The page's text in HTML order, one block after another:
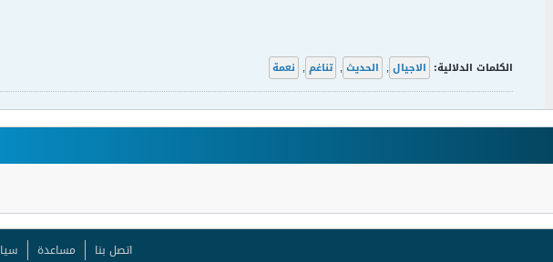
الكلمات الدلالية: الاجيال , الحديث , تناغم , نعمة
اتصل بنا مساعدة